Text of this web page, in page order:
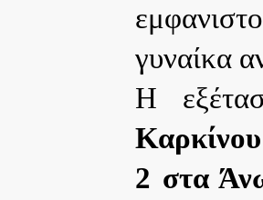
γυναίκα
Η
2 στα